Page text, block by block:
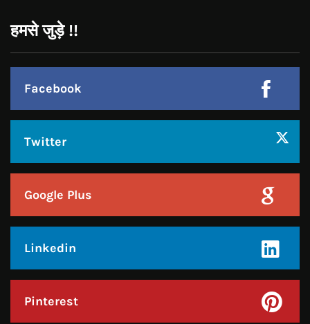
हमसे जुड़े !!
Facebook
Twitter